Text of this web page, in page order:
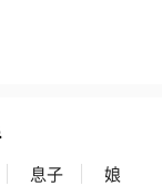
息子
娘